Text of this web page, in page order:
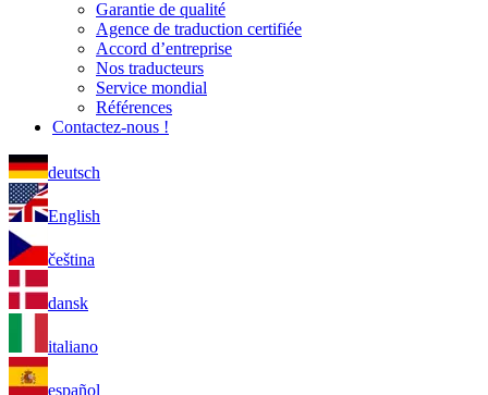
Garantie de qualité
Agence de traduction certifiée
Accord d’entreprise
Nos traducteurs
Service mondial
Références
Contactez-nous !
deutsch
English
čeština
dansk
italiano
español